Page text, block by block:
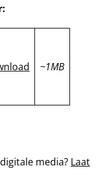
~1MB
media? Laat